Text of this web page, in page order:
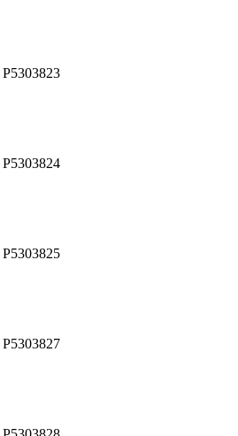
P5303823
P5303824
P5303825
P5303827